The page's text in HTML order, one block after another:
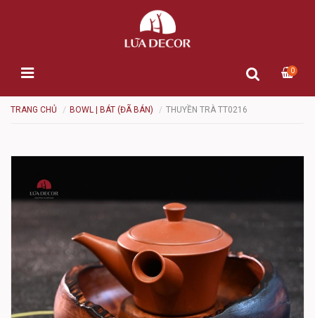
0
TRANG CHỦ BOWL | BÁT (ĐÃ BÁN) THUYỀN TRÀ TT0216